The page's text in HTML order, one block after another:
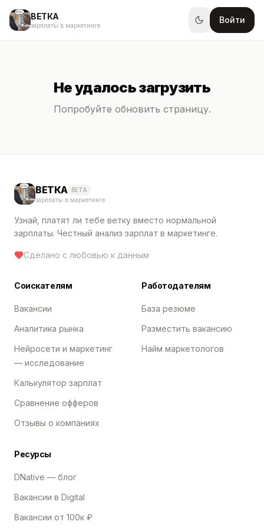
ВЕТКА
зарплаты в маркетинге
Войти
Не удалось загрузить
Попробуйте обновить страницу.
ВЕТКА BETA
зарплаты в маркетинге
Узнай, платят ли тебе ветку вместо нормальной
зарплаты. Честный анализ зарплат в маркетинге.
Сделано с любовью к данным
Соискателям
Вакансии
Аналитика рынка
Нейросети и маркетинг
— исследование
Калькулятор зарплат
Сравнение офферов
Отзывы о компаниях
Работодателям
База резюме
Разместить вакансию
Найм маркетологов
Ресурсы
DNative — блог
Вакансии в Digital
Вакансии от 100к ₽